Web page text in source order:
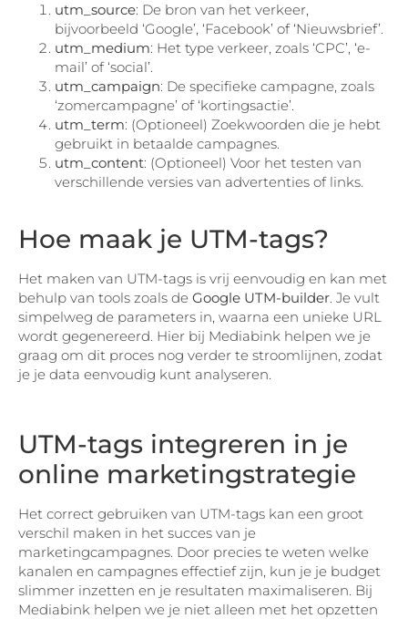
utm_source: De bron van het verkeer,
bijvoorbeeld ‘Google’, ‘Facebook’ of ‘Nieuwsbrief’.
utm_medium: Het type verkeer, zoals ‘CPC’, ‘e-
mail’ of ‘social’.
utm_campaign: De specifieke campagne, zoals
‘zomercampagne’ of ‘kortingsactie’.
utm_term: (Optioneel) Zoekwoorden die je hebt
gebruikt in betaalde campagnes.
utm_content: (Optioneel) Voor het testen van
verschillende versies van advertenties of links.
Hoe maak je UTM-tags?
Het maken van UTM-tags is vrij eenvoudig en kan met
behulp van tools zoals de Google UTM-builder . Je vult
simpelweg de parameters in, waarna een unieke URL
wordt gegenereerd. Hier bij Mediabink helpen we je
graag om dit proces nog verder te stroomlijnen, zodat
je je data eenvoudig kunt analyseren.
UTM-tags integreren in je
online marketingstrategie
Het correct gebruiken van UTM-tags kan een groot
verschil maken in het succes van je
marketingcampagnes. Door precies te weten welke
kanalen en campagnes effectief zijn, kun je je budget
slimmer inzetten en je resultaten maximaliseren. Bij
Mediabink helpen we je niet alleen met het opzetten